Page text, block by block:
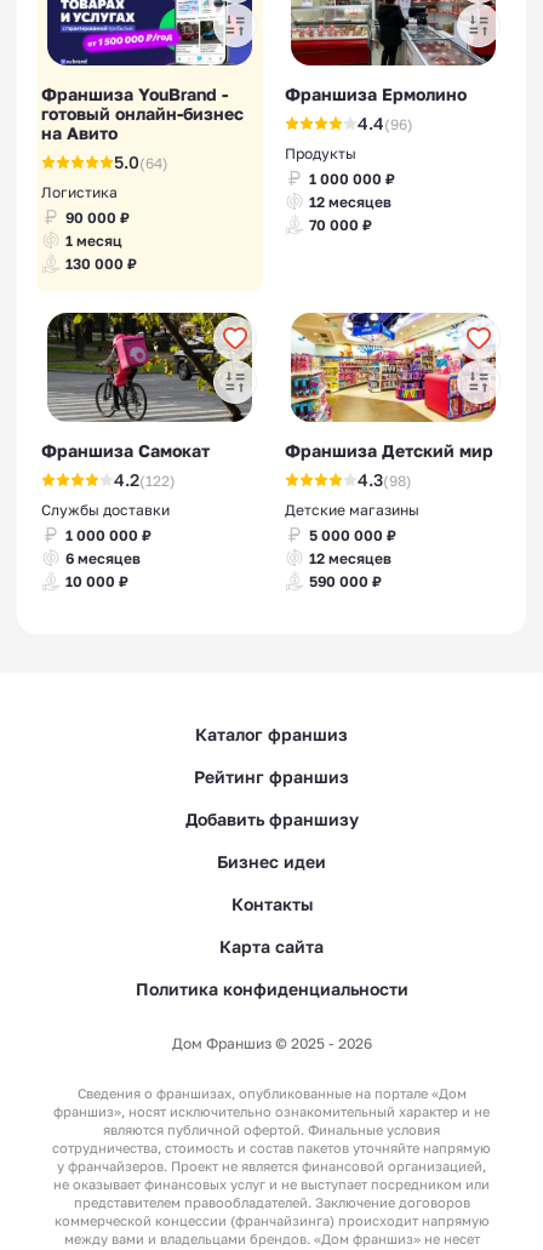
Франшиза YouBrand -
готовый онлайн-бизнес
на Авито
5.0(64)
Логистика
90 000 ₽
1 месяц
130 000 ₽
Франшиза Ермолино
4.4(96)
Продукты
1 000 000 ₽
12 месяцев
70 000 ₽
Франшиза Самокат
4.2(122)
Службы доставки
1 000 000 ₽
6 месяцев
10 000 ₽
Франшиза Детский мир
4.3(98)
Детские магазины
5 000 000 ₽
12 месяцев
590 000 ₽
Каталог франшиз
Рейтинг франшиз
Добавить франшизу
Бизнес идеи
Контакты
Карта сайта
Политика конфиденциальности
Дом Франшиз © 2025 - 2026